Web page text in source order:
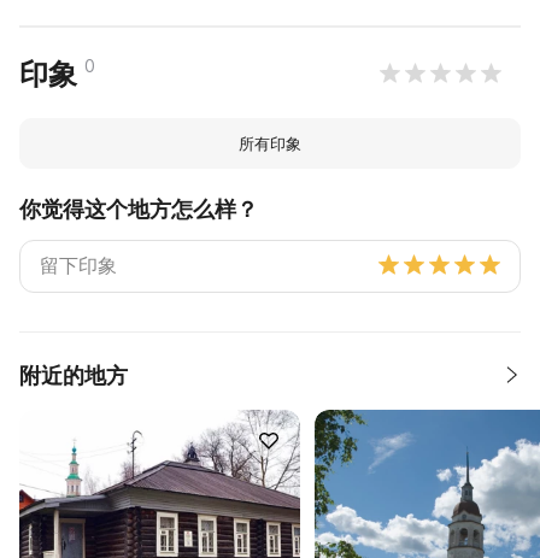
印象 0
所有印象
你觉得这个地方怎么样？
附近的地方